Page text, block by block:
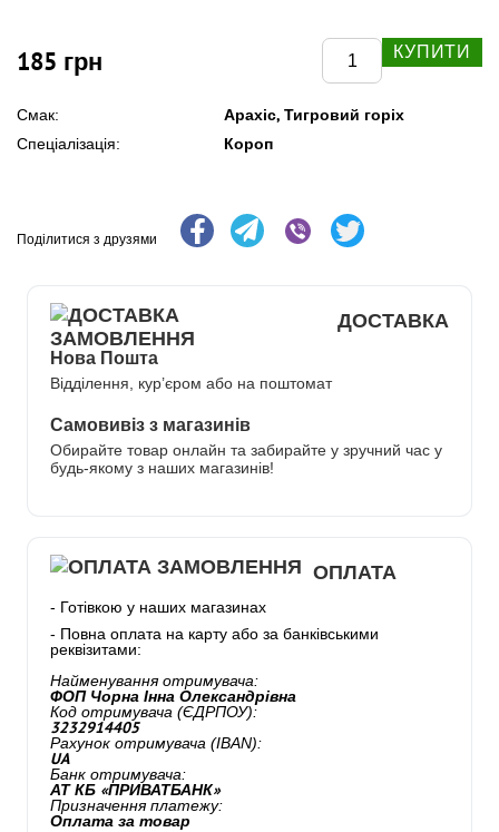
185 грн КУПИТИ
Смак: Арахіс, Тигровий горіх
Спеціалізація: Короп
Поділитися з друзями
ДОСТАВКА
Нова Пошта
Відділення, кур’єром або на поштомат
Самовивіз з магазинів
Обирайте товар онлайн та забирайте у зручний час у
будь-якому з наших магазинів!
ОПЛАТА
- Готівкою у наших магазинах
- Повна оплата на карту або за банківськими
реквізитами:
Найменування отримувача:
ФОП Чорна Інна Олександрівна
Код отримувача (ЄДРПОУ):
3232914405
Рахунок отримувача (IBAN):
UA
Банк отримувача:
АТ КБ «ПРИВАТБАНК»
Призначення платежу:
Оплата за товар